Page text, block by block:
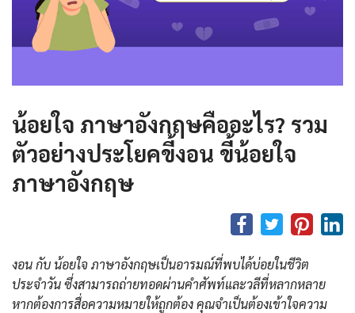
น้อยใจ ภาษาอังกฤษคืออะไร? รวม
ตัวอย่างประโยคขี้งอน ขี้น้อยใจ
ภาษาอังกฤษ
งอน กับ น้อยใจ ภาษาอังกฤษเป็นอารมณ์ที่พบได้บ่อยในชีวิต
ประจำวัน ซึ่งสามารถถ่ายทอดผ่านคำศัพท์และวลีที่หลากหลาย
หากต้องการสื่อความหมายให้ถูกต้อง คุณจำเป็นต้องเข้าใจความ